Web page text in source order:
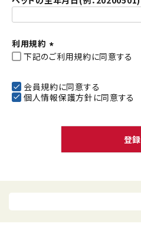
利用規約
(
須
)
下記のご利用規約に同意する
会員規約に同意する
個人情報保護方針 に同意する
登録